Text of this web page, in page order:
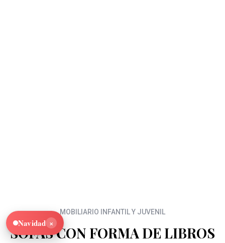
MOBILIARIO INFANTIL Y JUVENIL
SOFAS CON FORMA DE LIBROS
Navidad ×